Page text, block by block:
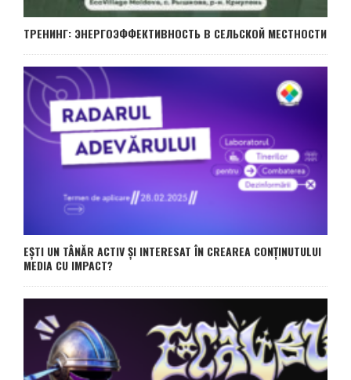
ТРЕНИНГ: ЭНЕРГОЭФФЕКТИВНОСТЬ В СЕЛЬСКОЙ МЕСТНОСТИ
EȘTI UN TÂNĂR ACTIV ȘI INTERESAT ÎN CREAREA CONȚINUTULUI
MEDIA CU IMPACT?